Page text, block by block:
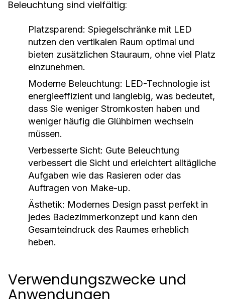
Beleuchtung sind vielfältig:
Platzsparend: Spiegelschränke mit LED
nutzen den vertikalen Raum optimal und
bieten zusätzlichen Stauraum, ohne viel Platz
einzunehmen.
Moderne Beleuchtung: LED-Technologie ist
energieeffizient und langlebig, was bedeutet,
dass Sie weniger Stromkosten haben und
weniger häufig die Glühbirnen wechseln
müssen.
Verbesserte Sicht: Gute Beleuchtung
verbessert die Sicht und erleichtert alltägliche
Aufgaben wie das Rasieren oder das
Auftragen von Make-up.
Ästhetik: Modernes Design passt perfekt in
jedes Badezimmerkonzept und kann den
Gesamteindruck des Raumes erheblich
heben.
Verwendungszwecke und
Anwendungen